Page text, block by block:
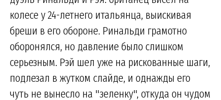
колесе у 24-летнего итальянца, выискивая
бреши в его обороне. Ринальди грамотно
оборонялся, но давление было слишком
серьезным. Рэй шел уже на рискованные шаги,
подлезал в жутком слайде, и однажды его
чуть не вынесло на "зеленку", откуда он чудом